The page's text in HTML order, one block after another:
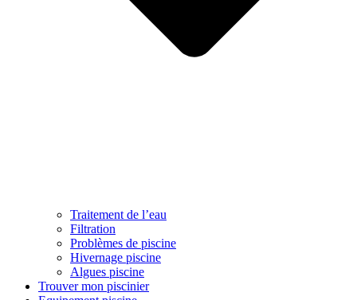
Traitement de l’eau
Filtration
Problèmes de piscine
Hivernage piscine
Algues piscine
Trouver mon piscinier